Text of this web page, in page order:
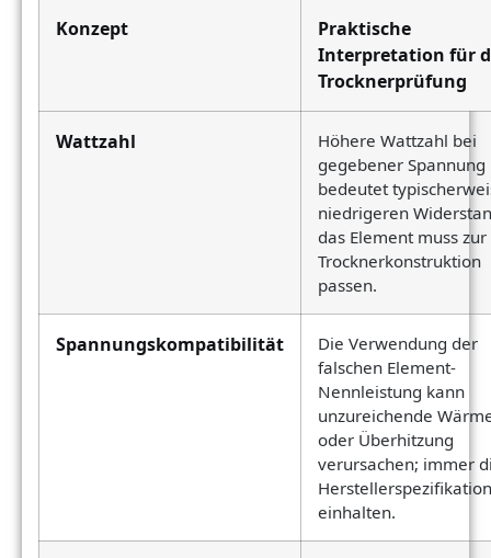
Konzept
Praktische
Interpretation für
Trocknerprüfung
Wattzahl
Höhere Wattzahl bei
gegebener Spannung
bedeutet
niedrigeren
das Element muss zur
Trocknerkonstruktion
passen.
Spannungskompatibilität
Die Verwendung der
falschen Element-
Nennleistung kann
unzureichende
oder Überhitzung
verursachen; immer
einhalten.